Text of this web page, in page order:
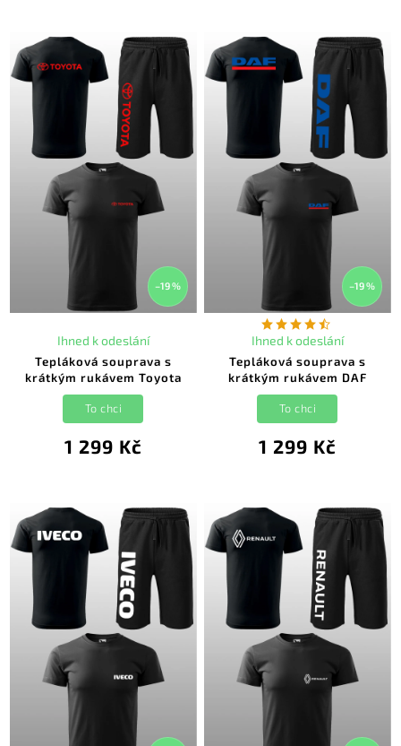
–19 %
Tepláková souprava s
krátkým rukávem Toyota
Ihned k odeslání
1 299 Kč
To chci
–19 %
Tepláková souprava s
krátkým rukávem DAF
Ihned k odeslání
1 299 Kč
To chci